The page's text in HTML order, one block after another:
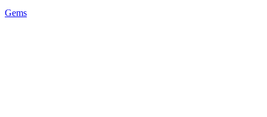
Gems